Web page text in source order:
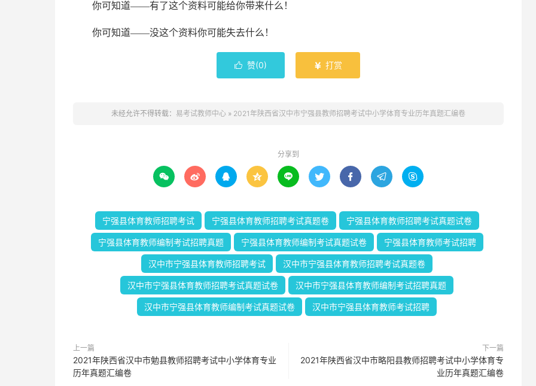
你可知道——有了这个资料可能给你带来什么！
你可知道——没这个资料你可能失去什么 ！
 赞(0)  打赏
未经允许不得转载： 易考试教师中心 » 2021年陕西省汉中市宁强县教师招聘考试中小学体育专业历年真题汇编卷
分享到
        
宁强县体育教师招聘考试 宁强县体育教师招聘考试真题卷 宁强县体育教师招聘考试真题试卷
宁强县体育教师编制考试招聘真题 宁强县体育教师编制考试真题试卷 宁强县体育教师考试招聘
汉中市宁强县体育教师招聘考试 汉中市宁强县体育教师招聘考试真题卷
汉中市宁强县体育教师招聘考试真题试卷 汉中市宁强县体育教师编制考试招聘真题
汉中市宁强县体育教师编制考试真题试卷 汉中市宁强县体育教师考试招聘
上一篇
2021年陕西省汉中市勉县教师招聘考试中小学体育专业
历年真题汇编卷
下一篇
2021年陕西省汉中市略阳县教师招聘考试中小学体育专
业历年真题汇编卷